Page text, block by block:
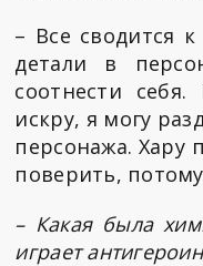
– Все сводится
детали в
соотнести
искру, я могу
персонажа. Хару
поверить,
– Какая была
играет